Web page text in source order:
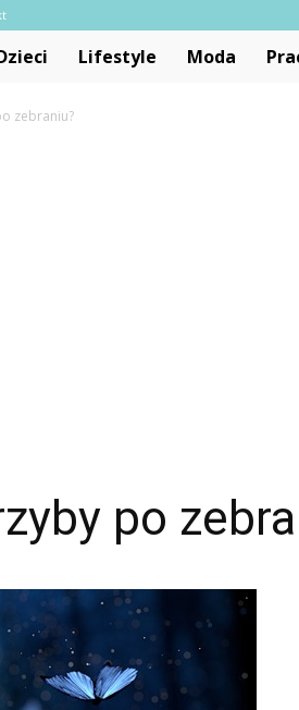
Lifestyle Moda
zebraniu?
po